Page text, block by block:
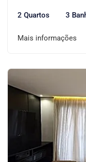
2 Quartos 3
Mais informações